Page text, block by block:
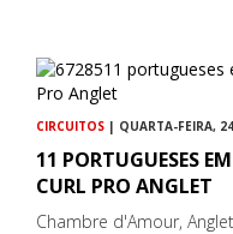
CIRCUITOS | QUARTA-FEIRA,
11 PORTUGUESES
CURL PRO ANGLET
Chambre d'Amour, Anglet,